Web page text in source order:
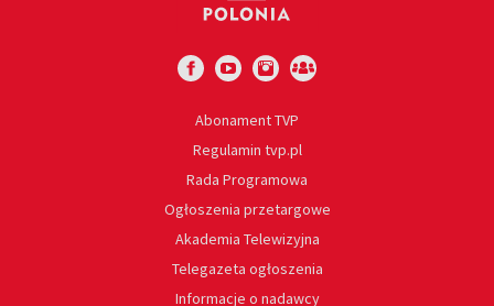
Abonament TVP
Regulamin tvp.pl
Rada Programowa
Ogłoszenia przetargowe
Akademia Telewizyjna
Telegazeta ogłoszenia
Informacje o nadawcy